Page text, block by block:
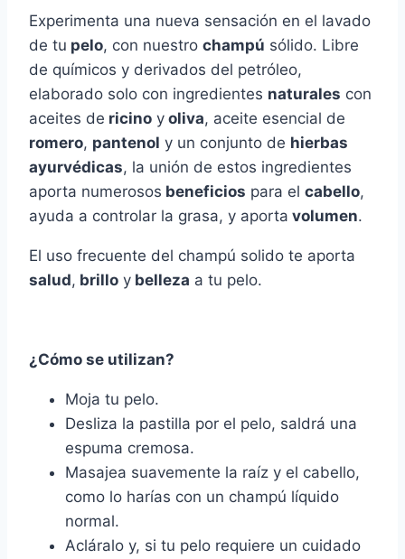
Experimenta una nueva sensación en el lavado
de tu pelo, con nuestro champú sólido. Libre
de químicos y derivados del petróleo,
elaborado solo con ingredientes naturales con
aceites de ricino y oliva, aceite esencial de
romero, pantenol y un conjunto de hierbas
ayurvédicas, la unión de estos ingredientes
aporta numerosos beneficios para el cabello,
ayuda a controlar la grasa, y aporta volumen.
El uso frecuente del champú solido te aporta
salud, brillo y belleza a tu pelo.
¿Cómo se utilizan?
Moja tu pelo.
Desliza la pastilla por el pelo, saldrá una
espuma cremosa.
Masajea suavemente la raíz y el cabello,
como lo harías con un champú líquido
normal.
Acláralo y, si tu pelo requiere un cuidado